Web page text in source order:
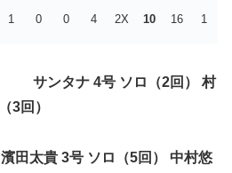
1 0 0 4 2X 10 16 1
サンタナ 4号 ソロ（2回） 村
3回）
ソロ（5回） 中村悠